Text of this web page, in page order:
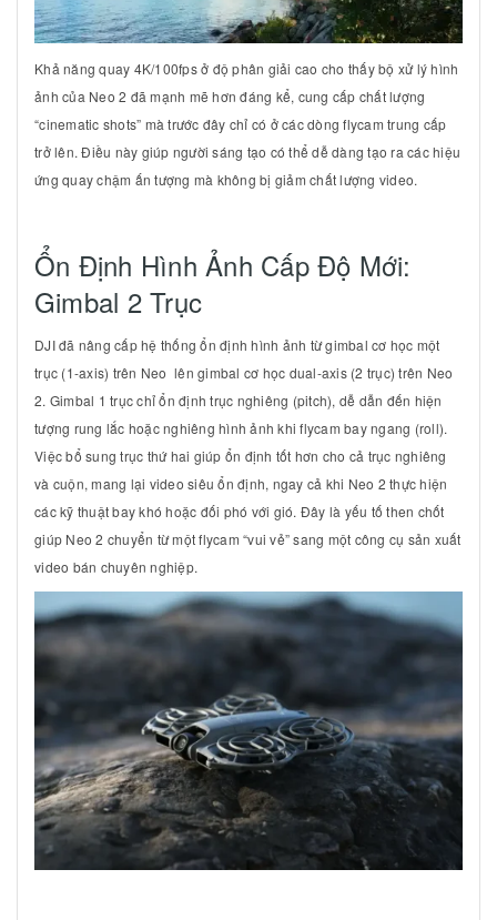
Khả năng quay 4K/100fpsở độ phân giải cao cho thấy bộ xử lý hình
ảnh của Neo 2 đã mạnh mẽ hơn đáng kể, cung cấp chất lượng
“cinematic shots” mà trước đây chỉ có ở các dòng flycam trung cấp
trở lên. Điều này giúp người sáng tạo có thể dễ dàng tạo ra các hiệu
ứng quay chậm ấn tượng mà không bị giảm chất lượng video.
Ổn Định Hình Ảnh Cấp Độ Mới:
Gimbal 2 Trục
DJI đã nâng cấp hệ thống ổn định hình ảnh từ gimbal cơ học một
trục (1-axis) trên Neo lên gimbal cơ học dual-axis (2 trục) trên Neo
2. Gimbal 1 trục chỉ ổn định trục nghiêng (pitch), dễ dẫn đến hiện
tượng rung lắc hoặc nghiêng hình ảnh khi flycam bay ngang (roll).
Việc bổ sung trục thứ hai giúp ổn định tốt hơn cho cả trục nghiêng
và cuộn, mang lại video siêu ổn định, ngay cả khi Neo 2 thực hiện
các kỹ thuật bay khó hoặc đối phó với gió. Đây là yếu tố then chốt
giúp Neo 2 chuyển từ một flycam “vui vẻ” sang một công cụ sản xuất
video bán chuyên nghiệp.